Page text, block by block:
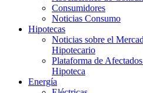
Consumidores
Noticias Consumo
Hipotecas
Noticias sobre el
Hipotecario
Plataforma de
Hipoteca
Energía